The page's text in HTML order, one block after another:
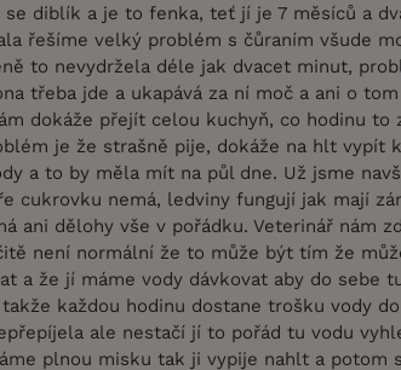
se diblík a je to fenka, teť jí je 7 měsíců a
řešíme velký problém s čůraním všude
to nevydržela déle jak dvacet minut,
třeba jde a ukapává za ní moč a ani o
dokáže přejít celou kuchyň, co hodinu to
je že strašně pije, dokáže na hlt vypít
a to by měla mít na půl dne. Už jsme
cukrovku nemá, ledviny fungují jak mají
ani dělohy vše v pořádku. Veterinář nám
není normální že to může být tím že
a že jí máme vody dávkovat aby do sebe
každou hodinu dostane trošku vody
ale nestačí jí to pořád tu vodu
plnou misku tak ji vypije nahlt a potom